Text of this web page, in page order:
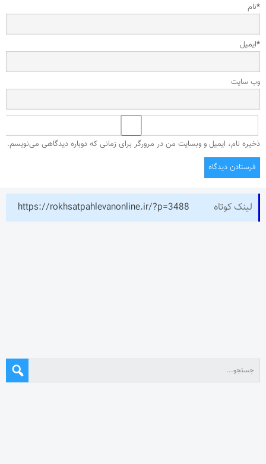
نام*
ایمیل*
وب‌ سایت
ذخیره نام، ایمیل و وبسایت من در مرورگر برای زمانی که دوباره دیدگاهی می‌نویسم.
لینک کوتاه https://rokhsatpahlevanonline.ir/?p=3488
نوشته‌های تازه